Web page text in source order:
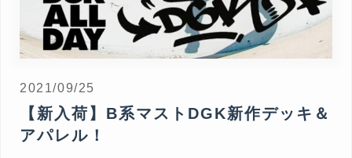
2021/09/25
【新入荷】B系マストDGK新作デッキ＆
アパレル！